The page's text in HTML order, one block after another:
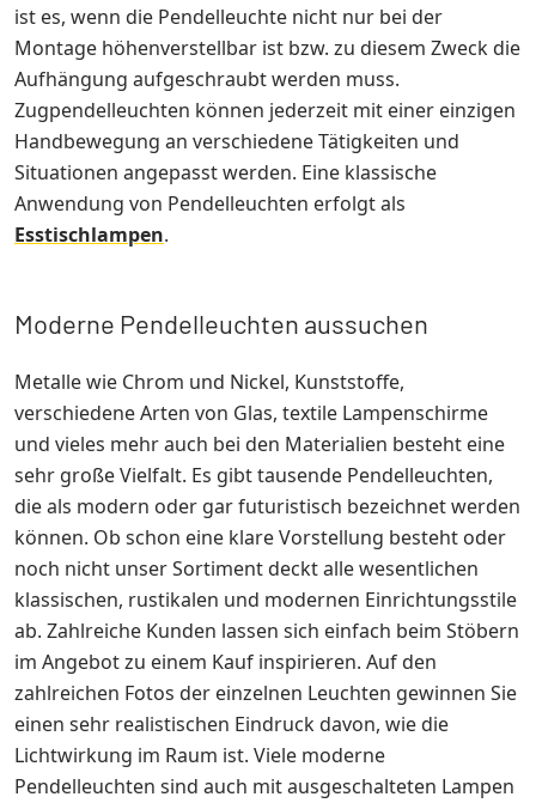
ist es, wenn die Pendelleuchte nicht nur bei der
Montage höhenverstellbar ist bzw. zu diesem Zweck die
Aufhängung aufgeschraubt werden muss.
Zugpendelleuchten können jederzeit mit einer einzigen
Handbewegung an verschiedene Tätigkeiten und
Situationen angepasst werden. Eine klassische
Anwendung von Pendelleuchten erfolgt als
Esstischlampen.
Moderne Pendelleuchten aussuchen
Metalle wie Chrom und Nickel, Kunststoffe,
verschiedene Arten von Glas, textile Lampenschirme
und vieles mehr auch bei den Materialien besteht eine
sehr große Vielfalt. Es gibt tausende Pendelleuchten,
die als modern oder gar futuristisch bezeichnet werden
können. Ob schon eine klare Vorstellung besteht oder
noch nicht unser Sortiment deckt alle wesentlichen
klassischen, rustikalen und modernen Einrichtungsstile
ab. Zahlreiche Kunden lassen sich einfach beim Stöbern
im Angebot zu einem Kauf inspirieren. Auf den
zahlreichen Fotos der einzelnen Leuchten gewinnen Sie
einen sehr realistischen Eindruck davon, wie die
Lichtwirkung im Raum ist. Viele moderne
Pendelleuchten sind auch mit ausgeschalteten Lampen